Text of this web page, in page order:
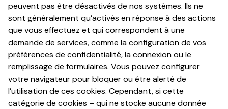
peuvent pas être désactivés de nos systèmes. Ils ne
sont généralement qu’activés en réponse à des actions
que vous effectuez et qui correspondent à une
demande de services, comme la configuration de vos
préférences de confidentialité, la connexion ou le
remplissage de formulaires. Vous pouvez configurer
votre navigateur pour bloquer ou être alerté de
l’utilisation de ces cookies. Cependant, si cette
catégorie de cookies – qui ne stocke aucune donnée